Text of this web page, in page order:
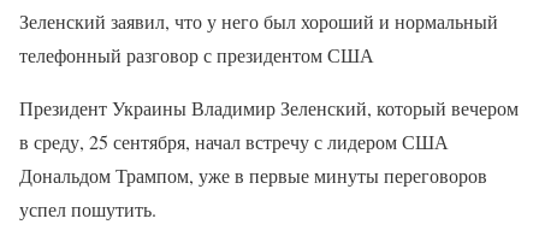
Зеленский заявил, что у него был хороший и нормальный
телефонный разговор с президентом США
Президент Украины Владимир Зеленский, который вечером
в среду, 25 сентября, начал встречу с лидером США
Дональдом Трампом, уже в первые минуты переговоров
успел пошутить.